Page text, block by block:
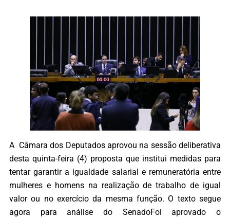
A Câmara dos Deputados aprovou na sessão deliberativa
desta quinta-feira (4) proposta que institui medidas para
tentar garantir a igualdade salarial e remuneratória entre
mulheres e homens na realização de trabalho de igual
valor ou no exercício da mesma função. O texto segue
agora para análise do SenadoFoi aprovado o